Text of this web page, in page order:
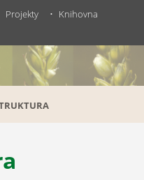
Projekty
Knihovna